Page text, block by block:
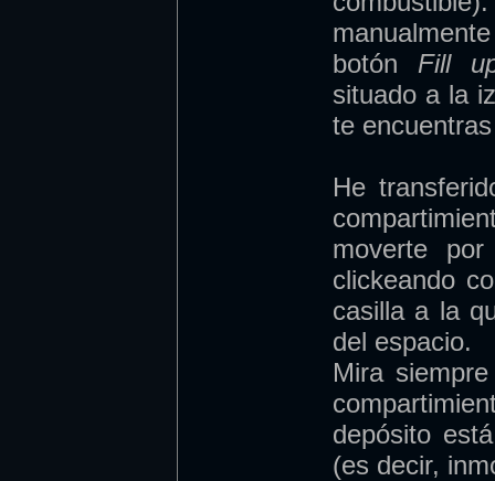
botón Fill
situado a la
te
He
moverte
clickeando
casilla a la
del espacio.
Mira
depósito
(es decir,